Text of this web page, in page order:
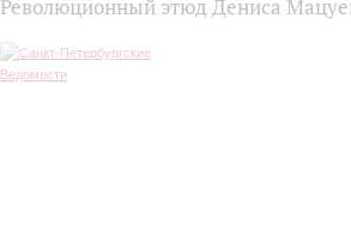
Революционный этюд Дениса